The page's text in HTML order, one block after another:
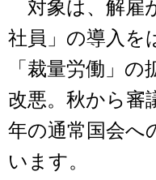
対象は、解雇
社員」の導入を
「裁量労働」
改悪。秋から審
年の通常国会へ
います。